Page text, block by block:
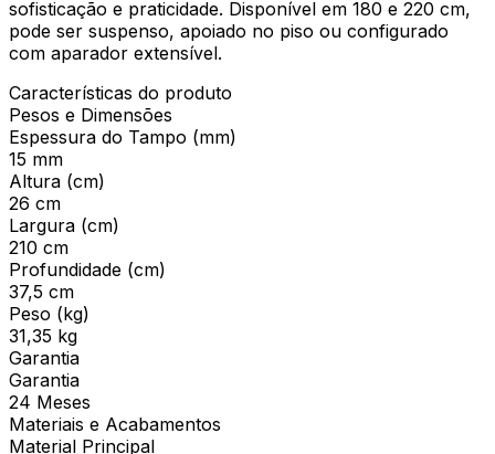
sofisticação e praticidade. Disponível em 180 e 220 cm,
pode ser suspenso, apoiado no piso ou configurado
com aparador extensível.
Características do produto
Pesos e Dimensões
Espessura do Tampo (mm)
15 mm
Altura (cm)
26 cm
Largura (cm)
210 cm
Profundidade (cm)
37,5 cm
Peso (kg)
31,35 kg
Garantia
Garantia
24 Meses
Materiais e Acabamentos
Material Principal